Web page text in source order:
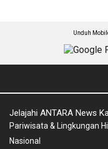
Unduh
Jelajahi ANTARA News
Pariwisata & Lingkungan
Nasional